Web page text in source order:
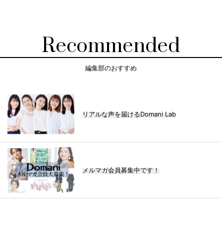
Recommended
編集部のおすすめ
リアルな声を届けるDomani Lab
メルマガ会員募集中です！